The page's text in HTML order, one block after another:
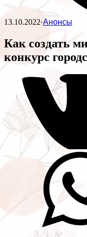
13.10.2022·Анонсы
Как создать
конкурс